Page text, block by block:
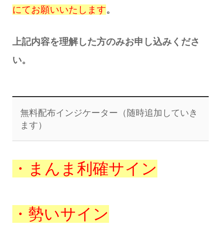
にてお願いいたします。
上記内容を理解した方のみお申し込みくださ
い。
無料配布インジケーター（随時追加していき
ます）
・まんま利確サイン
・勢いサイン